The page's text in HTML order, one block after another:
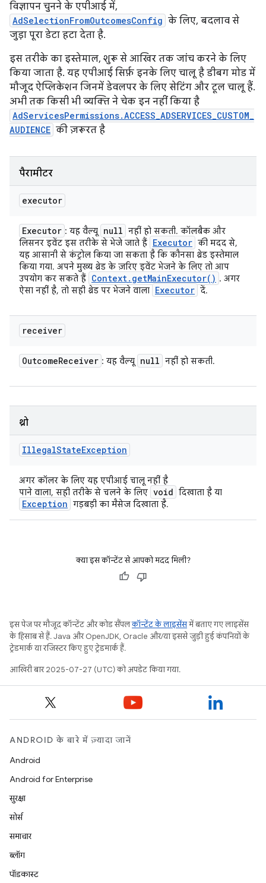
विज्ञापन चुनने के एपीआई में,
AdSelectionFromOutcomesConfig के लिए, बदलाव से
जुड़ा पूरा डेटा हटा देता है.
इस तरीके का इस्तेमाल, शुरू से आखिर तक जांच करने के लिए
किया जाता है. यह एपीआई सिर्फ़ इनके लिए चालू है डीबग मोड में
मौजूद ऐप्लिकेशन जिनमें डेवलपर के लिए सेटिंग और टूल चालू हैं.
अभी तक किसी भी व्यक्ति ने चेक इन नहीं किया है
AdServicesPermissions.ACCESS_ADSERVICES_CUSTOM_
AUDIENCE की ज़रूरत है
पैरामीटर
executor
Executor : यह वैल्यू null नहीं हो सकती. कॉलबैक और
लिसनर इवेंट इस तरीके से भेजे जाते हैं Executor की मदद से,
यह आसानी से कंट्रोल किया जा सकता है कि कौनसा थ्रेड इस्तेमाल
किया गया. अपने मुख्य थ्रेड के ज़रिए इवेंट भेजने के लिए तो आप
उपयोग कर सकते हैं Context. getMainExecutor( ) . अगर
ऐसा नहीं है, तो सही थ्रेड पर भेजने वाला Executor दें.
receiver
OutcomeReceiver : यह वैल्यू null नहीं हो सकती.
थ्रो
IllegalStateException
अगर कॉलर के लिए यह एपीआई चालू नहीं है
पाने वाला, सही तरीके से चलने के लिए void दिखाता है या
Exception गड़बड़ी का मैसेज दिखाता है.
क्या इस कॉन्टेंट से आपको मदद मिली?
इस पेज पर मौजूद कॉन्टेंट और कोड सैंपलकॉन्टेंट के लाइसेंसमें बताए गए लाइसेंस
के हिसाब से हैं. Java और OpenJDK, Oracle और/या इससे जुड़ी हुई कंपनियों के
ट्रेडमार्क या रजिस्टर किए हुए ट्रेडमार्क हैं.
आखिरी बार 2025-07-27 (UTC) को अपडेट किया गया.
ANDROID के बारे में ज़्यादा जानें
Android
Android for Enterprise
सुरक्षा
सोर्स
समाचार
ब्लॉग
पॉडकास्ट